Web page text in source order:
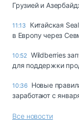
Грузией и
11:13
Китайская
в Европу через
10:52 Wildberries
для поддержки
10:36 Новые
заработают с
Все новости